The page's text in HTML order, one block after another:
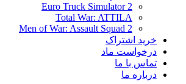
Euro Truck Simulator 2
Total War: ATTILA
Men of War: Assault Squad 2
خرید اشتراک
درخواست ماد
تماس با ما
درباره ما